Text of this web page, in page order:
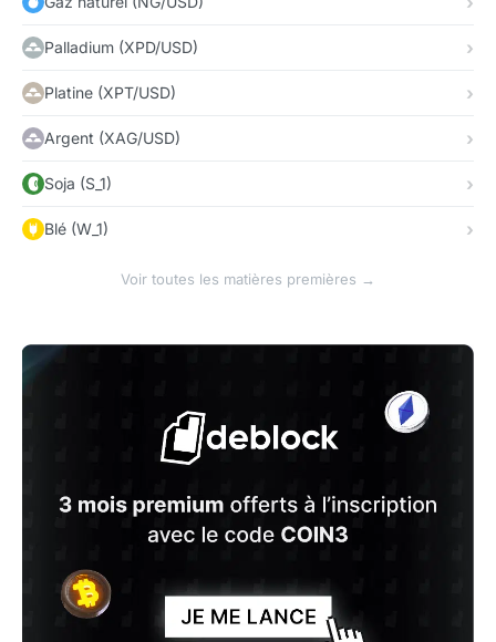
Palladium (XPD/USD)
Platine (XPT/USD)
Argent (XAG/USD)
Soja (S_1)
Blé (W_1)
Voir toutes les matières premières →